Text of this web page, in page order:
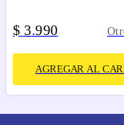
$ 3.990
AGREGAR AL